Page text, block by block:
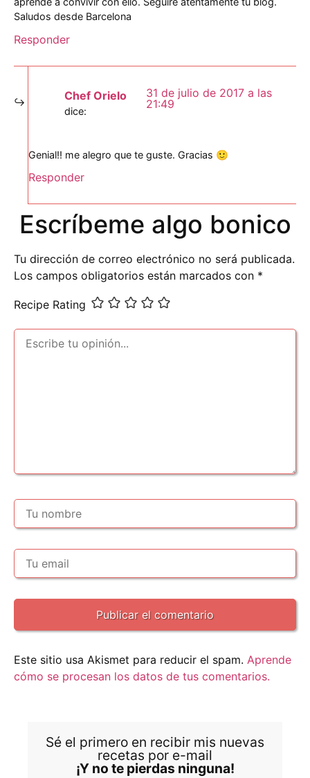
Saludos desde Barcelona
Responder
Chef Orielo
dice:
31 de julio de 2017 a las
21:49
Genial!! me alegro que te guste. Gracias 🙂
Responder
Escríbeme algo bonico
Tu dirección de correo electrónico no será publicada.
Los campos obligatorios están marcados con *
Recipe Rating
Este sitio usa Akismet para reducir el spam. Aprende
cómo se procesan los datos de tus comentarios.
Sé el primero en recibir mis nuevas
recetas por e-mail
¡Y no te pierdas ninguna!